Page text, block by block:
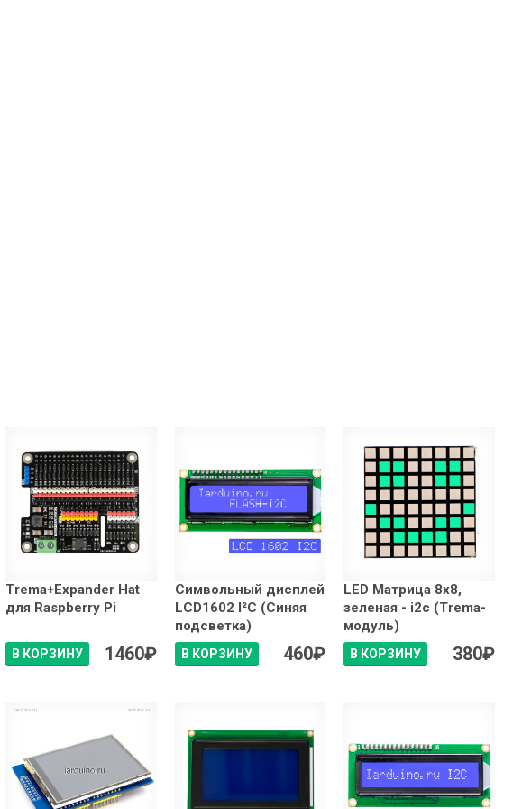
Trema+Expander Hat
для Raspberry Pi
В КОРЗИНУ 1460₽
Символьный дисплей
LCD1602 I²C (Синяя
подсветка)
В КОРЗИНУ 460₽
LED Матрица 8x8,
зеленая - i2c (Trema-
модуль)
В КОРЗИНУ 380₽